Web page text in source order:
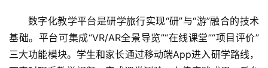
答
区
数字化教学平台是研学旅行实现“研”与“游”融合的技术
基础。平台可集成“VR/AR全景导览”“在线课堂”“项目评价”
三大功能模块。学生和家长通过移动端App进入研学路线，